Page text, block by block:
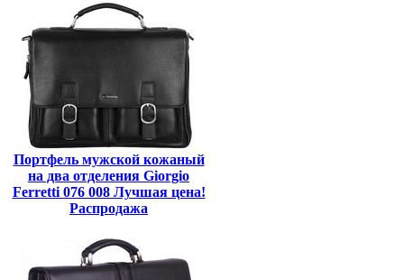
Портфель мужской кожаный
на два отделения Giorgio
Ferretti 076 008 Лучшая цена!
Распродажа